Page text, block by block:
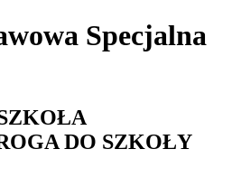
Specjalna
DO SZKOŁY